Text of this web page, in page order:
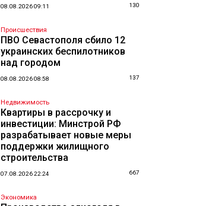
08.08.2026 09:11 130
Происшествия
ПВО Севастополя сбило 12
украинских беспилотников
над городом
08.08.2026 08:58 137
Недвижимость
Квартиры в рассрочку и
инвестиции: Минстрой РФ
разрабатывает новые меры
поддержки жилищного
строительства
07.08.2026 22:24 667
Экономика